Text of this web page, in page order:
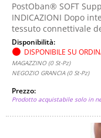
PostOban® SOFT
INDICAZIONI Dopo
tessuto connettivale
Disponibilità:
DISPONIBILE SU
MAGAZZINO (0 St-Pz)
NEGOZIO GRANCIA (0 St-Pz)
Prezzo:
Prodotto acquistabile solo in